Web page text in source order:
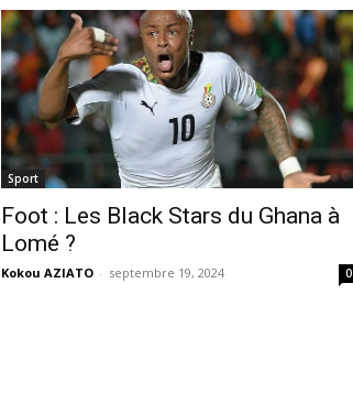
Sport
Foot : Les Black Stars du Ghana à
Lomé ?
Kokou AZIATO - septembre 19, 2024 0